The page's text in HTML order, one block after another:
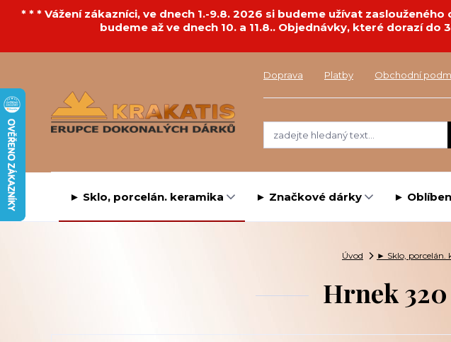
* * * Vážení zákazníci, ve dnech 1.-9.8. 2026 si budeme užívat
budeme až ve dnech 10. a 11.8.. Objednávky, které dorazí
Doprava Platby Obchodní
► Sklo, porcelán. keramika ► Značkové dárky ►
Úvod ► Sklo, porcelán.
Hrnek